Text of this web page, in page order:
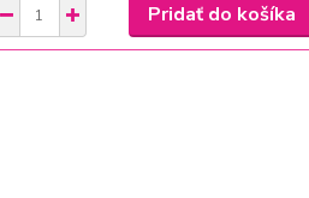
Pridať do košíka